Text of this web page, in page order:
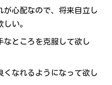
が心配なので、将来自立し
い。
なところを克服して欲し
くなれるようになって欲し